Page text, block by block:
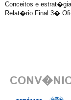
Conceitos e
Relat�rio Final 3�